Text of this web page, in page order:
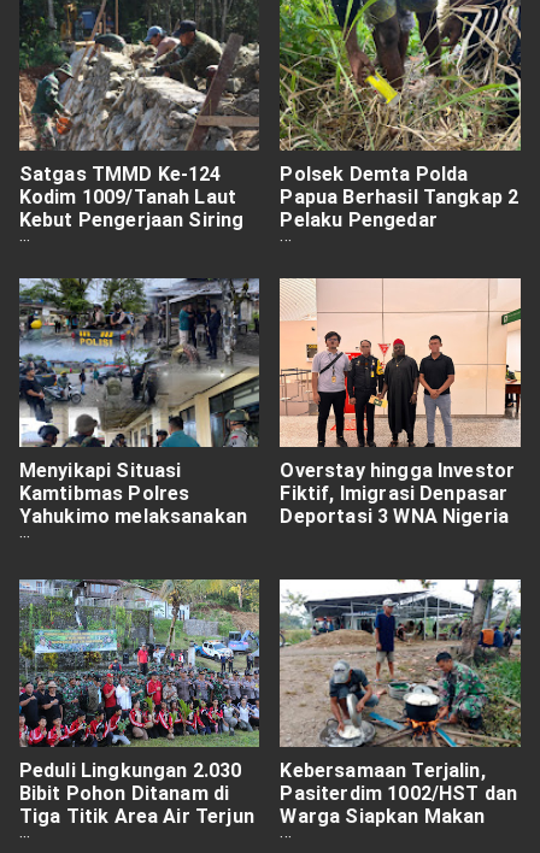
Satgas TMMD Ke-124
Kodim 1009/Tanah Laut
Kebut Pengerjaan Siring
Kiri Kanan Box Culvert
Polsek Demta Polda
Papua Berhasil Tangkap 2
Pelaku Pengedar
Narkotika Jenis Ganja
Menyikapi Situasi
Kamtibmas Polres
Yahukimo melaksanakan
Kegiatan Patroli Skala
Overstay hingga Investor
Fiktif, Imigrasi Denpasar
Deportasi 3 WNA Nigeria
Peduli Lingkungan 2.030
Bibit Pohon Ditanam di
Tiga Titik Area Air Terjun
Pujungan Tabanan
Kebersamaan Terjalin,
Pasiterdim 1002/HST dan
Warga Siapkan Makan
Siang Bersama di Lokasi